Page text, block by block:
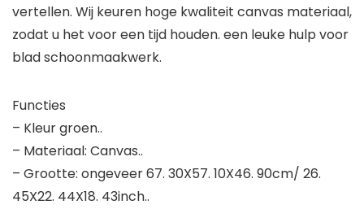
vertellen. Wij keuren hoge kwaliteit canvas materiaal,
zodat u het voor een tijd houden. een leuke hulp voor
blad schoonmaakwerk.
Functies
– Kleur groen..
– Materiaal: Canvas..
– Grootte: ongeveer 67. 30X57. 10X46. 90cm/ 26.
45X22. 44X18. 43inch..